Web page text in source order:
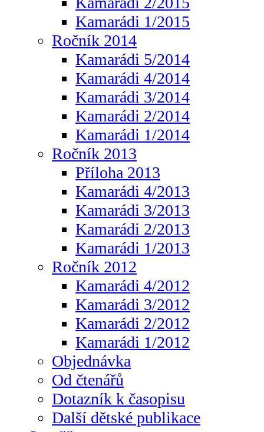
Kamarádi 1/2015
Ročník 2014
Kamarádi 5/2014
Kamarádi 4/2014
Kamarádi 3/2014
Kamarádi 2/2014
Kamarádi 1/2014
Ročník 2013
Příloha 2013
Kamarádi 4/2013
Kamarádi 3/2013
Kamarádi 2/2013
Kamarádi 1/2013
Ročník 2012
Kamarádi 4/2012
Kamarádi 3/2012
Kamarádi 2/2012
Kamarádi 1/2012
Objednávka
Od čtenářů
Dotazník k časopisu
Další dětské publikace